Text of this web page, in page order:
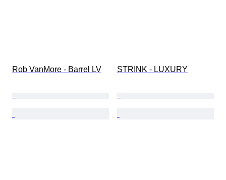
Rob VanMore - Barrel LV STRINK - LUXURY